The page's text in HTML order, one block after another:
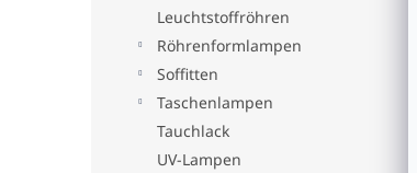
Leuchtstoffröhren
Röhrenformlampen
Soffitten
Taschenlampen
Tauchlack
UV-Lampen